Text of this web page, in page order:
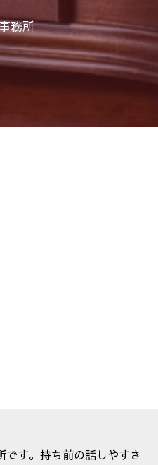
務所
です。持ち前の話しやすさ